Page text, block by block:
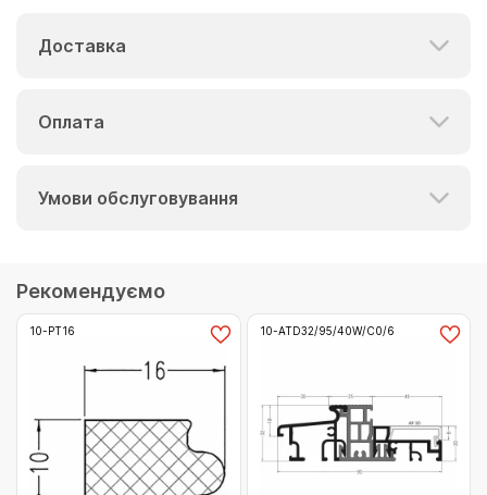
Доставка
Оплата
Умови обслуговування
Рекомендуємо
10-PT16 10-ATD32/95/40W/C0/6